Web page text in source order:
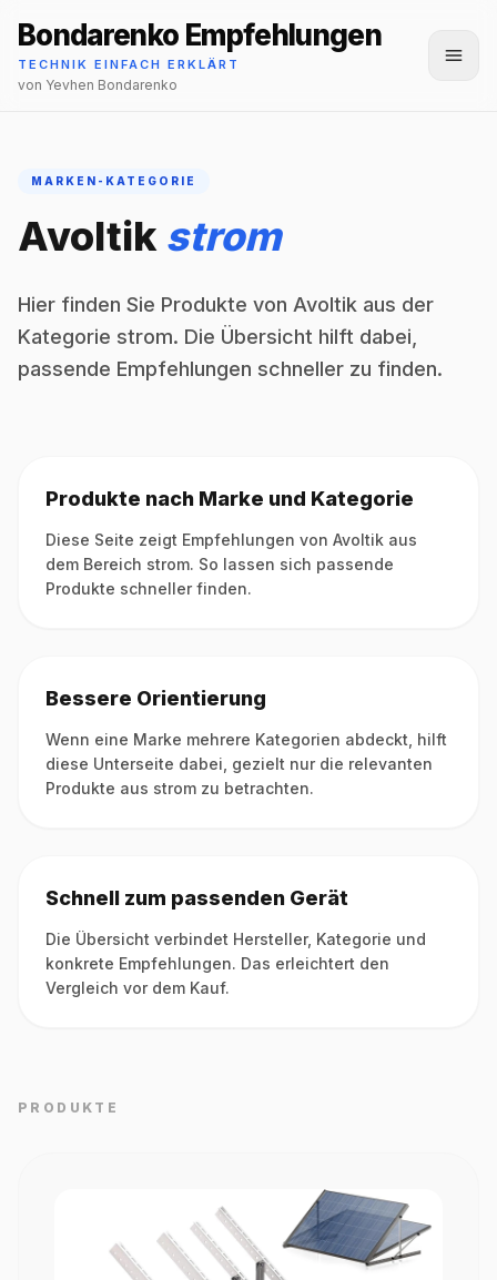
Bondarenko Empfehlungen
TECHNIK EINFACH ERKLÄRT
von Yevhen Bondarenko
MARKEN-KATEGORIE
Avoltik strom
Hier finden Sie Produkte von Avoltik aus der
Kategorie strom. Die Übersicht hilft dabei,
passende Empfehlungen schneller zu finden.
Produkte nach Marke und Kategorie
Diese Seite zeigt Empfehlungen von Avoltik aus
dem Bereich strom. So lassen sich passende
Produkte schneller finden.
Bessere Orientierung
Wenn eine Marke mehrere Kategorien abdeckt, hilft
diese Unterseite dabei, gezielt nur die relevanten
Produkte aus strom zu betrachten.
Schnell zum passenden Gerät
Die Übersicht verbindet Hersteller, Kategorie und
konkrete Empfehlungen. Das erleichtert den
Vergleich vor dem Kauf.
PRODUKTE